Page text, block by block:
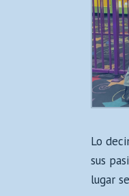
Lo
sus
lugar